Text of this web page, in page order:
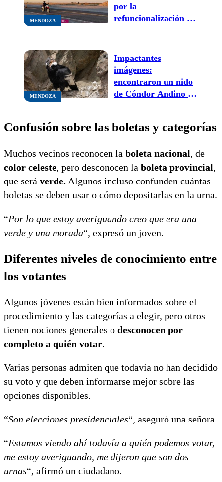
MENDOZA
por la
refuncionalización del
MENDOZA
Impactantes
imágenes:
encontraron un nido
de Cóndor Andino en
Confusión sobre las boletas y categorías
Muchos vecinos reconocen la boleta nacional, de
color celeste, pero desconocen la boleta provincial,
que será verde. Algunos incluso confunden cuántas
boletas se deben usar o cómo depositarlas en la urna.
“Por lo que estoy averiguando creo que era una
verde y una morada“, expresó un joven.
Diferentes niveles de conocimiento entre
los votantes
Algunos jóvenes están bien informados sobre el
procedimiento y las categorías a elegir, pero otros
tienen nociones generales o desconocen por
completo a quién votar.
Varias personas admiten que todavía no han decidido
su voto y que deben informarse mejor sobre las
opciones disponibles.
“Son elecciones presidenciales“, aseguró una señora.
“Estamos viendo ahí todavía a quién podemos votar,
me estoy averiguando, me dijeron que son dos
urnas“, afirmó un ciudadano.